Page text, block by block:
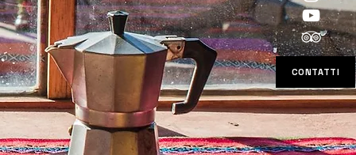
CONTATTI